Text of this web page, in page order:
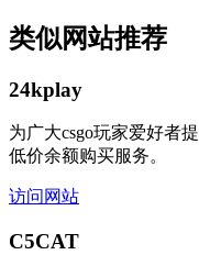
类似网站推荐
24kplay
为广大csgo玩家爱好者
低价余额购买服务。
访问网站
C5CAT